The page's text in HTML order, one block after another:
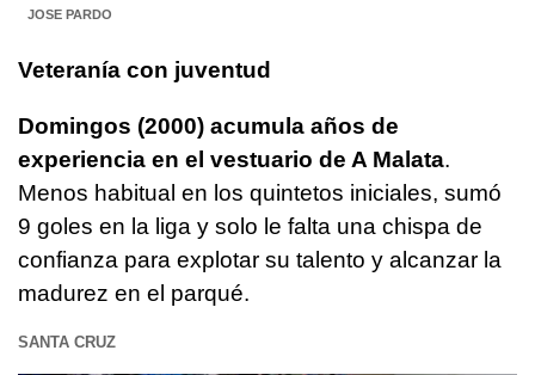
JOSE PARDO
Veteranía con juventud
Domingos (2000) acumula años de
experiencia en el vestuario de A Malata.
Menos habitual en los quintetos iniciales, sumó
9 goles en la liga y solo le falta una chispa de
confianza para explotar su talento y alcanzar la
madurez en el parqué.
SANTA CRUZ